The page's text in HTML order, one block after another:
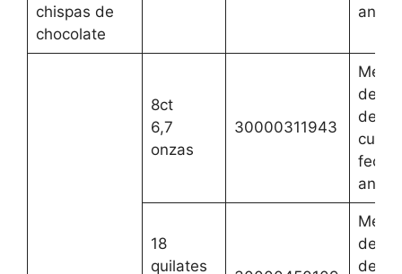
chispas de
chocolate
8ct
6,7
onzas
30000311943
del 3
de
fecha
18
quilates
del 3
de